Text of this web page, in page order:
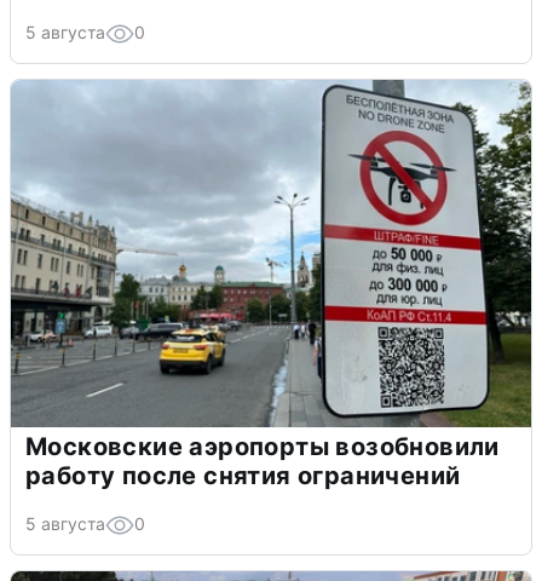
5 августа 0
Московские аэропорты возобновили
работу после снятия ограничений
5 августа 0